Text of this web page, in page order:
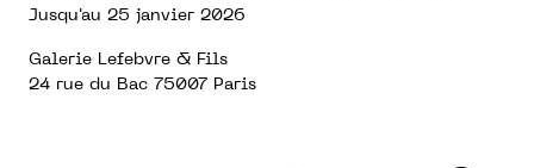
Jusqu'au 25 janvier 2026
Galerie Lefebvre & Fils
24 rue du Bac 75007 Paris